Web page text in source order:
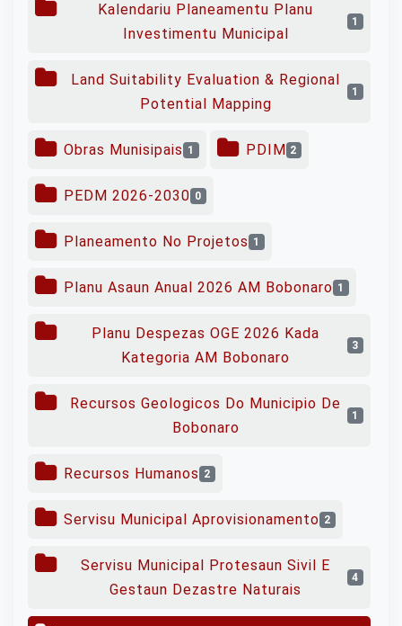
Kalendariu Planeamentu Planu
Investimentu Municipal
1
Land Suitability Evaluation & Regional
Potential Mapping
1
Obras Munisipais 1 PDIM 2
PEDM 2026-2030 0
Planeamento No Projetos 1
Planu Asaun Anual 2026 AM Bobonaro 1
Planu Despezas OGE 2026 Kada
Kategoria AM Bobonaro
3
Recursos Geologicos Do Municipio De
Bobonaro
1
Recursos Humanos 2
Servisu Municipal Aprovisionamento 2
Servisu Municipal Protesaun Sivil E
Gestaun Dezastre Naturais
4